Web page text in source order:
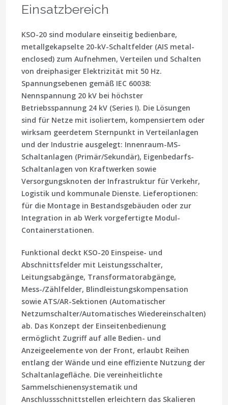
Einsatzbereich
KSO-20 sind modulare einseitig bedienbare,
metallgekapselte 20-kV-Schaltfelder (AIS metal-
enclosed) zum Aufnehmen, Verteilen und Schalten
von dreiphasiger Elektrizität mit 50 Hz.
Spannungsebenen gemäß IEC 60038:
Nennspannung 20 kV bei höchster
Betriebsspannung 24 kV (Series I). Die Lösungen
sind für Netze mit isoliertem, kompensiertem oder
wirksam geerdetem Sternpunkt in Verteilanlagen
und der Industrie ausgelegt: Innenraum-MS-
Schaltanlagen (Primär/Sekundär), Eigenbedarfs-
Schaltanlagen von Kraftwerken sowie
Versorgungsknoten der Infrastruktur für Verkehr,
Logistik und kommunale Dienste. Lieferoptionen:
für die Montage in Bestandsgebäuden oder zur
Integration in ab Werk vorgefertigte Modul-
Containerstationen.
Funktional deckt KSO-20 Einspeise- und
Abschnittsfelder mit Leistungsschalter,
Leitungsabgänge, Transformatorabgänge,
Mess-/Zählfelder, Blindleistungskompensation
sowie ATS/AR-Sektionen (Automatischer
Netzumschalter/Automatisches Wiedereinschalten)
ab. Das Konzept der Einseitenbedienung
ermöglicht Zugriff auf alle Bedien- und
Anzeigeelemente von der Front, erlaubt Reihen
entlang der Wände und eine effiziente Nutzung der
Schaltanlagefläche. Die vereinheitlichte
Sammelschienensystematik und
Anschlussschnittstellen erleichtern das Skalieren